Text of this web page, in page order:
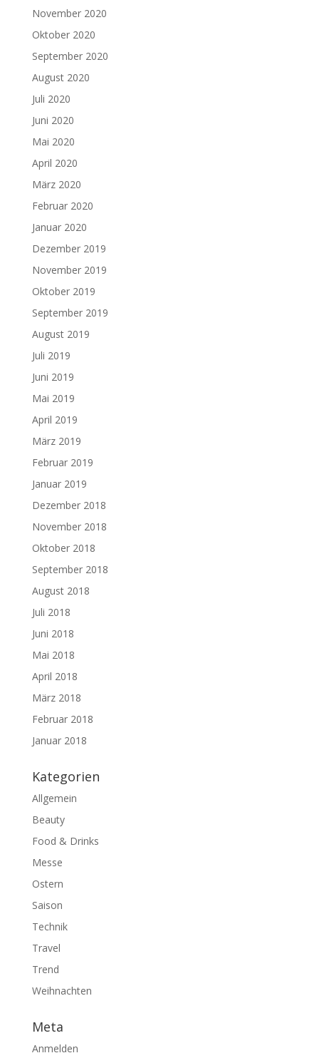
November 2020
Oktober 2020
September 2020
August 2020
Juli 2020
Juni 2020
Mai 2020
April 2020
März 2020
Februar 2020
Januar 2020
Dezember 2019
November 2019
Oktober 2019
September 2019
August 2019
Juli 2019
Juni 2019
Mai 2019
April 2019
März 2019
Februar 2019
Januar 2019
Dezember 2018
November 2018
Oktober 2018
September 2018
August 2018
Juli 2018
Juni 2018
Mai 2018
April 2018
März 2018
Februar 2018
Januar 2018
Kategorien
Allgemein
Beauty
Food & Drinks
Messe
Ostern
Saison
Technik
Travel
Trend
Weihnachten
Meta
Anmelden